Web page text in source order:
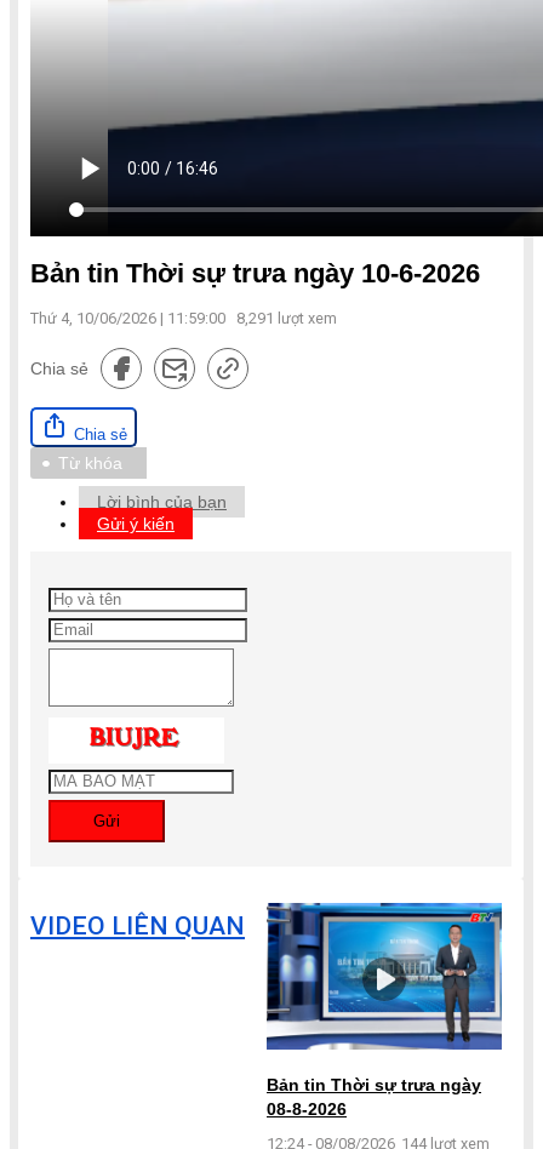
Bản tin Thời sự trưa ngày 10-6-2026
Thứ 4, 10/06/2026 | 11:59:00 8,291 lượt xem
Chia sẻ
Chia sẻ
Từ khóa
Lời bình của bạn
Gửi ý kiến
Gửi
VIDEO LIÊN QUAN
Bản tin Thời sự trưa ngày
08-8-2026
12:24 - 08/08/2026 144 lượt xem